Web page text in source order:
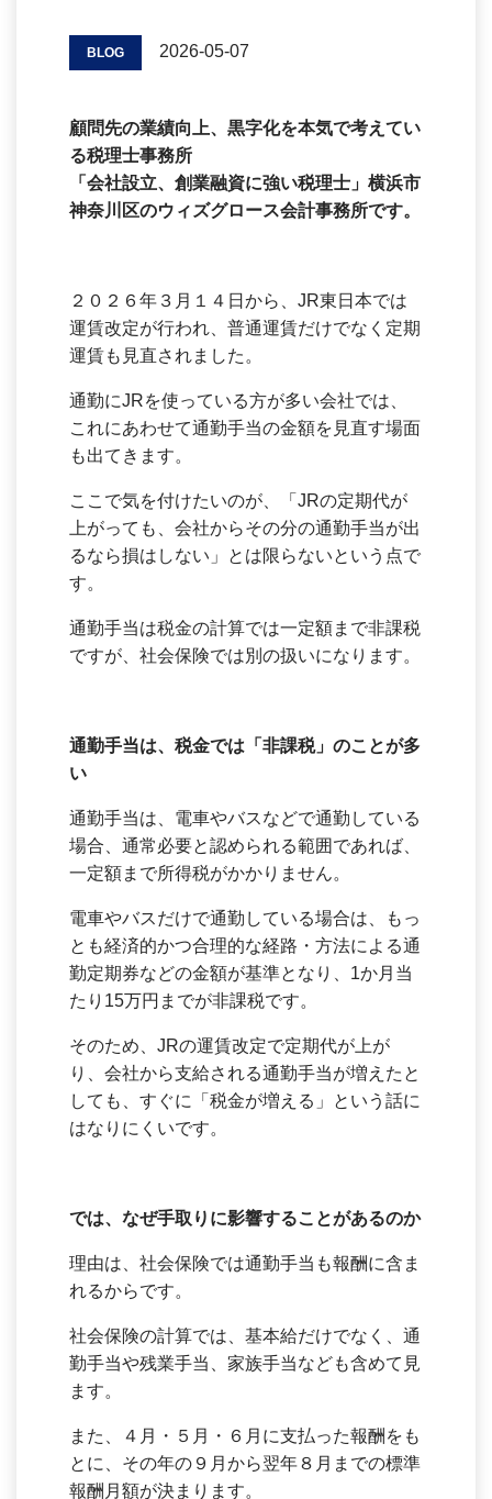
BLOG 2026-05-07
顧問先の業績向上、黒字化を本気で考えてい
る税理士事務所
「会社設立、創業融資に強い税理士」横浜市
神奈川区のウィズグロース会計事務所です。
２０２６年３月１４日から、JR東日本では
運賃改定が行われ、普通運賃だけでなく定期
運賃も見直されました。
通勤にJRを使っている方が多い会社では、
これにあわせて通勤手当の金額を見直す場面
も出てきます。
ここで気を付けたいのが、「JRの定期代が
上がっても、会社からその分の通勤手当が出
るなら損はしない」とは限らないという点で
す。
通勤手当は税金の計算では一定額まで非課税
ですが、社会保険では別の扱いになります。
通勤手当は、税金では「非課税」のことが多
い
通勤手当は、電車やバスなどで通勤している
場合、通常必要と認められる範囲であれば、
一定額まで所得税がかかりません。
電車やバスだけで通勤している場合は、もっ
とも経済的かつ合理的な経路・方法による通
勤定期券などの金額が基準となり、1か月当
たり15万円までが非課税です。
そのため、JRの運賃改定で定期代が上が
り、会社から支給される通勤手当が増えたと
しても、すぐに「税金が増える」という話に
はなりにくいです。
では、なぜ手取りに影響することがあるのか
理由は、社会保険では通勤手当も報酬に含ま
れるからです。
社会保険の計算では、基本給だけでなく、通
勤手当や残業手当、家族手当なども含めて見
ます。
また、４月・５月・６月に支払った報酬をも
とに、その年の９月から翌年８月までの標準
報酬月額が決まります。